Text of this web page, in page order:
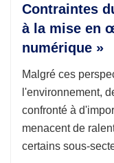
Contraintes
à la mise en
numérique »
Malgré ces
l'environnement,
confronté à
menacent de
certains sous-